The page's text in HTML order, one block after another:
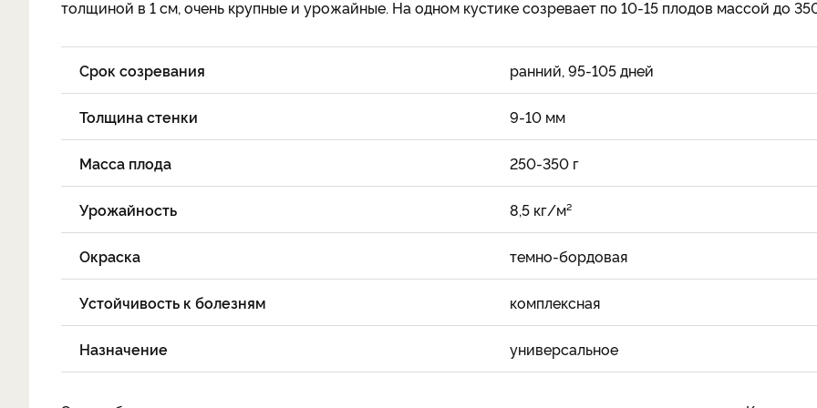
толщиной в 1 см, очень крупные и урожайные. На одном кустике созревает по 10-15 плодов массой до
Срок созревания ранний, 95-105 дней
Толщина стенки 9-10 мм
Масса плода 250-350 г
Урожайность 8,5 кг/м²
Окраска темно-бордовая
Устойчивость к болезням комплексная
Назначение универсальное